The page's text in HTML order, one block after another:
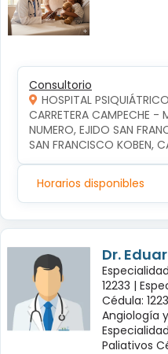
Consultorio
HOSPITAL
CARRETERA CAMPECHE -
NUMERO, EJIDO SAN
SAN FRANCISCO KOBEN,
Horarios disponibles
Dr.
12233 |
Cédula:
Angiología
Paliativos